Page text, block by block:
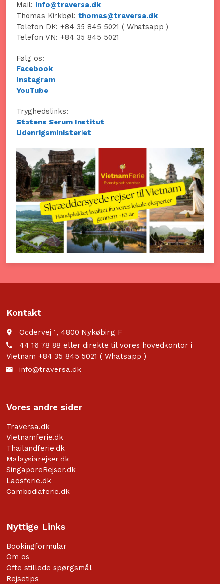
Mail: info@traversa.dk
Thomas Kirkbøl:thomas@traversa.dk
Telefon DK: +84 35 845 5021 ( Whatsapp )
Telefon VN: +84 35 845 5021
Følg os:
Facebook
Instagram
YouTube
Tryghedslinks:
Statens Serum Institut
Udenrigsministeriet
Kontakt
place Oddervej 1, 4800 Nykøbing F
call
44 16 78 88 eller direkte til vores hovedkontor i
Vietnam +84 35 845 5021 ( Whatsapp )
email info@traversa.dk
Vores andre sider
Traversa.dk
Vietnamferie.dk
Thailandferie.dk
Malaysiarejser.dk
SingaporeRejser.dk
Laosferie.dk
Cambodiaferie.dk
Nyttige Links
Bookingformular
Om os
Ofte stillede spørgsmål
Rejsetips